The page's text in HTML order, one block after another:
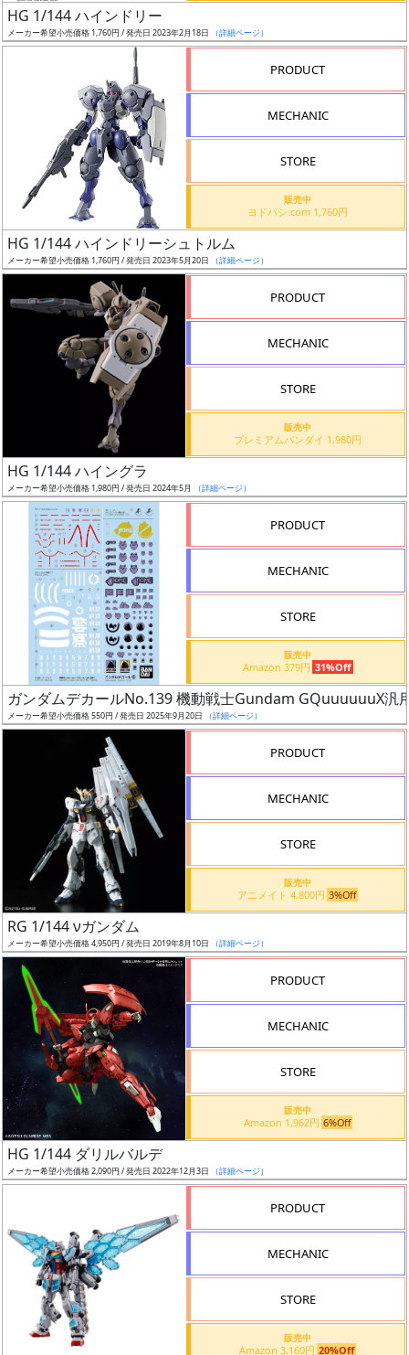
フ
リ
グ
レ
ド
ル
ー
ズ・
況
売
切
始
前
抽
選
在
HG 1/144 ハインドリー
メーカー希望小売価格 1,760円 / 発売日 2023年2月18日 （詳細ページ）
PRODUCT
MECHANIC
STORE
販売中
ヨドバシ.com 1,760円
HG 1/144 ハインドリーシュトルム
メーカー希望小売価格 1,760円 / 発売日 2023年5月20日 （詳細ページ）
PRODUCT
MECHANIC
STORE
販売中
プレミアムバンダイ 1,980円
HG 1/144 ハイングラ
メーカー希望小売価格 1,980円 / 発売日 2024年5月 （詳細ページ）
PRODUCT
MECHANIC
STORE
販売中
Amazon 379円 31%Off
ガンダムデカールNo.139 機動戦士Gundam GQuuuuuuX汎
メーカー希望小売価格 550円 / 発売日 2025年9月20日 （詳細ページ）
PRODUCT
MECHANIC
STORE
販売中
アニメイト 4,800円 3%Off
RG 1/144 νガンダム
メーカー希望小売価格 4,950円 / 発売日 2019年8月10日 （詳細ページ）
PRODUCT
MECHANIC
STORE
販売中
Amazon 1,962円 6%Off
HG 1/144 ダリルバルデ
メーカー希望小売価格 2,090円 / 発売日 2022年12月3日 （詳細ページ）
PRODUCT
MECHANIC
STORE
販売中
Amazon 3,160円 20%Off